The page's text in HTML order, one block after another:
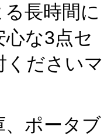
長時間に
な3点セ
くださいマ
、ポータブ